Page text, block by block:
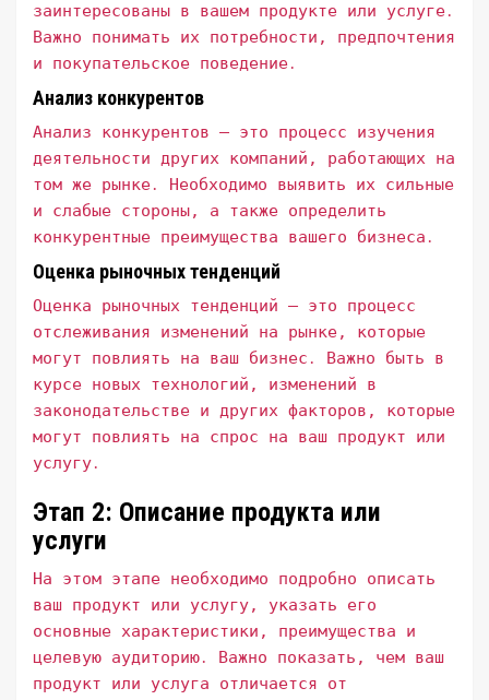
заинтересованы в вашем продукте или услуге․
Важно понимать их потребности, предпочтения
и покупательское поведение․
Анализ конкурентов
Анализ конкурентов – это процесс изучения
деятельности других компаний, работающих на
том же рынке․ Необходимо выявить их сильные
и слабые стороны, а также определить
конкурентные преимущества вашего бизнеса․
Оценка рыночных тенденций
Оценка рыночных тенденций – это процесс
отслеживания изменений на рынке, которые
могут повлиять на ваш бизнес․ Важно быть в
курсе новых технологий, изменений в
законодательстве и других факторов, которые
могут повлиять на спрос на ваш продукт или
услугу․
Этап 2: Описание продукта или
услуги
На этом этапе необходимо подробно описать
ваш продукт или услугу, указать его
основные характеристики, преимущества и
целевую аудиторию․ Важно показать, чем ваш
продукт или услуга отличается от